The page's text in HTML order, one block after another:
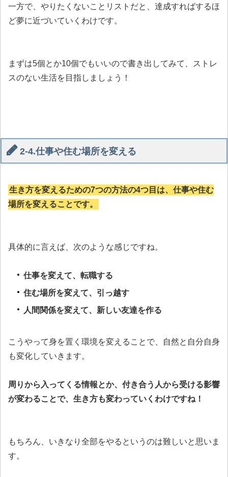
一方で、やりたくないことリストだと、達成すればするほ
ど夢に近づいていくわけです。
まずは5個とか10個でもいいので書き出してみて、ストレ
スのない生活を目指しましょう！
2-4.仕事や住む場所を変える
生き方を変えるための7つの方法の4つ目は、仕事や住む
場所を変えることです。
具体的に言えば、次のような感じですね。
仕事を変えて、転職する
住む場所を変えて、引っ越す
人間関係を変えて、新しい友達を作る
こうやって身を置く環境を変えることで、自然と自分自身
も変化していきます。
周りから入ってくる情報とか、付き合う人から受ける影響
が変わることで、生き方も変わっていくわけですね！
もちろん、いきなり全部をやるというのは難しいと思いま
す。